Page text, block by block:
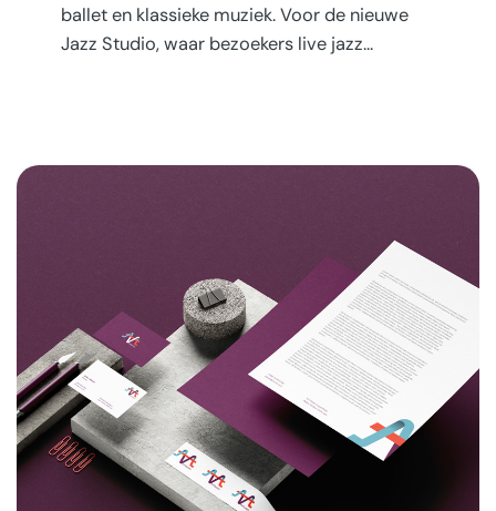
ballet en klassieke muziek. Voor de nieuwe
Jazz Studio, waar bezoekers live jazz…